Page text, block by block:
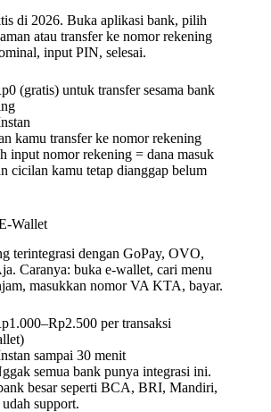
di 2026. Buka aplikasi bank, pilih
atau transfer ke nomor rekening
input PIN, selesai.
(gratis) untuk transfer sesama bank
kamu transfer ke nomor rekening
input nomor rekening = dana masuk
cicilan kamu tetap dianggap belum
Wallet
terintegrasi dengan GoPay, OVO,
Caranya: buka e-wallet, cari menu
masukkan nomor VA KTA, bayar.
per transaksi
sampai 30 menit
semua bank punya integrasi ini.
besar seperti BCA, BRI, Mandiri,
support.